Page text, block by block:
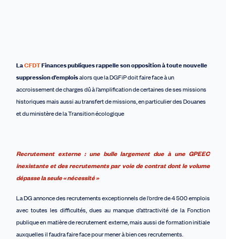
LaCFDTFinances publiques rappelle son opposition à toute nouvelle
suppression d’emploisalors que la DGFiP doit faire face à un
accroissement de chargesdû à l’amplification de certaines de ses missions
historiquesmais aussiau transfert de missions, en particulier des Douanes
et du ministère de la Transition écologique
Recrutement externe : une bulle largement due à une GPEEC
inexistante et des recrutements par voie de contrat dont le volume
dépasse la seule « nécessité »
La DG annonce des recrutements exceptionnels de l’ordre de 4 500 emplois
avec toutes les difficultés, dues au manque d’attractivité de la Fonction
publique en matière de recrutement externe, mais aussi de formation initiale
auxquelles il faudra faire face pour mener à bien ces recrutements.